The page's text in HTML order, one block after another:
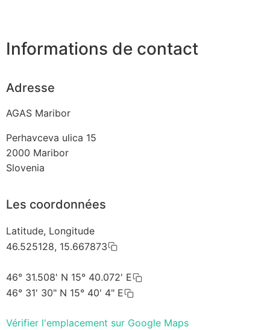
Informations de contact
Adresse
AGAS Maribor
Perhavceva ulica 15
2000 Maribor
Slovenia
Les coordonnées
Latitude, Longitude
46.525128, 15.667873
46° 31.508' N 15° 40.072' E
46° 31' 30" N 15° 40' 4" E
Vérifier l'emplacement sur Google Maps